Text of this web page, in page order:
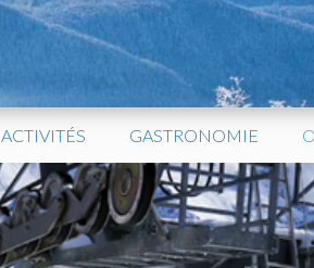
ACTIVITÉS GASTRONOMIE